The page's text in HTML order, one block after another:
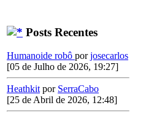
Posts Recentes
Humanoide robô porjosecarlos
[05 de Julho de 2026, 19:27]
Heathkit por SerraCabo
[25 de Abril de 2026, 12:48]